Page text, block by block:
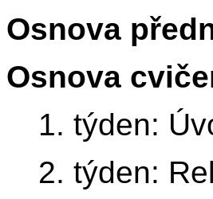
Osnova
Osnova
1. týden:
2. týden: